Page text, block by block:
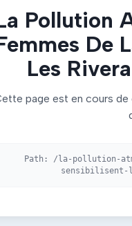
Pollution
De
Les
page est en cours
Path: /la-pollution-
sensibilisent-